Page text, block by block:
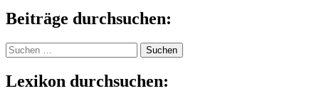
Beiträge durchsuchen:
Suchen
nach:
Lexikon durchsuchen: